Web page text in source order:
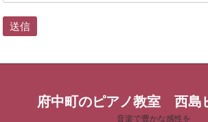
府中町のピアノ教室 西島
音楽で豊かな感性を